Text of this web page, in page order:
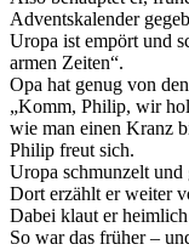
Adventskalender
Uropa ist empört und
armen Zeiten“.
Opa hat genug von
„Komm, Philip, wir
wie man einen Kranz
Philip freut sich.
Uropa schmunzelt
Dort erzählt er weiter
Dabei klaut er
So war das früher –